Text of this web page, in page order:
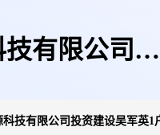
有限公司投
科技有限公司投资建设吴军英1